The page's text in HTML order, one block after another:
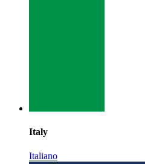
Italy
Italiano